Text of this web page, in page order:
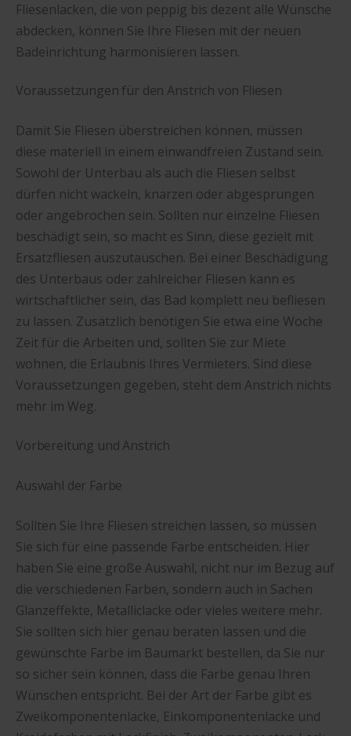
Fliesenlacken, die von peppig bis dezent alle Wünsche
abdecken, können Sie Ihre Fliesen mit der neuen
Badeinrichtung harmonisieren lassen.
Voraussetzungen für den Anstrich von Fliesen
Damit Sie Fliesen überstreichen können, müssen
diese materiell in einem einwandfreien Zustand sein.
Sowohl der Unterbau als auch die Fliesen selbst
dürfen nicht wackeln, knarzen oder abgesprungen
oder angebrochen sein. Sollten nur einzelne Fliesen
beschädigt sein, so macht es Sinn, diese gezielt mit
Ersatzfliesen auszutauschen. Bei einer Beschädigung
des Unterbaus oder zahlreicher Fliesen kann es
wirtschaftlicher sein, das Bad komplett neu befliesen
zu lassen. Zusätzlich benötigen Sie etwa eine Woche
Zeit für die Arbeiten und, sollten Sie zur Miete
wohnen, die Erlaubnis Ihres Vermieters. Sind diese
Voraussetzungen gegeben, steht dem Anstrich nichts
mehr im Weg.
Vorbereitung und Anstrich
Auswahl der Farbe
Sollten Sie Ihre Fliesen streichen lassen, so müssen
Sie sich für eine passende Farbe entscheiden. Hier
haben Sie eine große Auswahl, nicht nur im Bezug auf
die verschiedenen Farben, sondern auch in Sachen
Glanzeffekte, Metalliclacke oder vieles weitere mehr.
Sie sollten sich hier genau beraten lassen und die
gewünschte Farbe im Baumarkt bestellen, da Sie nur
so sicher sein können, dass die Farbe genau Ihren
Wünschen entspricht. Bei der Art der Farbe gibt es
Zweikomponentenlacke, Einkomponentenlacke und